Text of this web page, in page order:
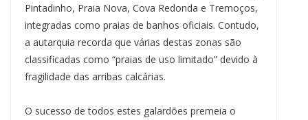
Pintadinho, Praia Nova, Cova Redonda e Tremoços,
integradas como praias de banhos oficiais. Contudo,
a autarquia recorda que várias destas zonas são
classificadas como “praias de uso limitado” devido à
fragilidade das arribas calcárias.
O sucesso de todos estes galardões premeia o